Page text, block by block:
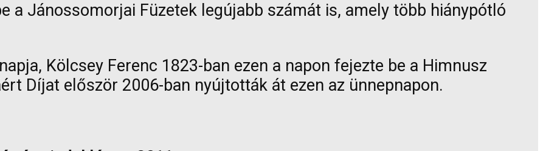
a Jánossomorjai Füzetek legújabb számát is, amely több hiánypótló
Kölcsey Ferenc 1823-ban ezen a napon fejezte be a Himnusz
Díjat először 2006-ban nyújtották át ezen az ünnepnapon.